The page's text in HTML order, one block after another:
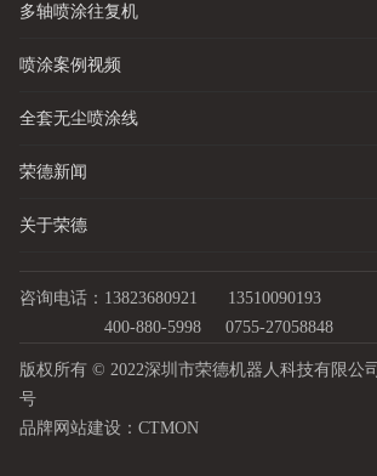
多轴喷涂往复机
喷涂案例视频
全套无尘喷涂线
荣德新闻
关于荣德
咨询电话：13823680921
13510090193
400-880-5998
0755-27058848
版权所有 © 2022深圳市荣德机器人科技有限公司
号
品牌网站建设： CTMON